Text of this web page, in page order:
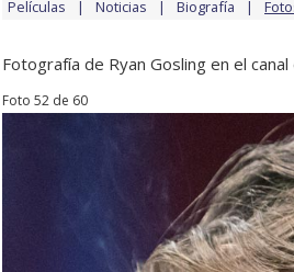
Películas Noticias Biografía
Fotografía de Ryan Gosling en el canal
Foto 52 de 60